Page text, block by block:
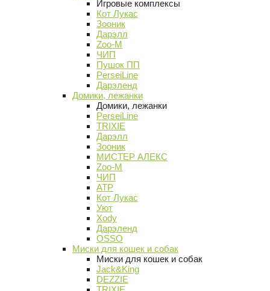
Игровые комплексы
Кот Лукас
Зооник
Дарэлл
Zoo-M
ЧИП
Пушок ПП
PerseiLine
Дарэленд
Домики, лежанки
Домики, лежанки
PerseiLine
TRIXIE
Дарэлл
Зооник
МИСТЕР АЛЕКС
Zoo-M
ЧИП
АТР
Кот Лукас
Уют
Xody
Дарэленд
OSSO
Миски для кошек и собак
Миски для кошек и собак
Jack&King
DEZZIE